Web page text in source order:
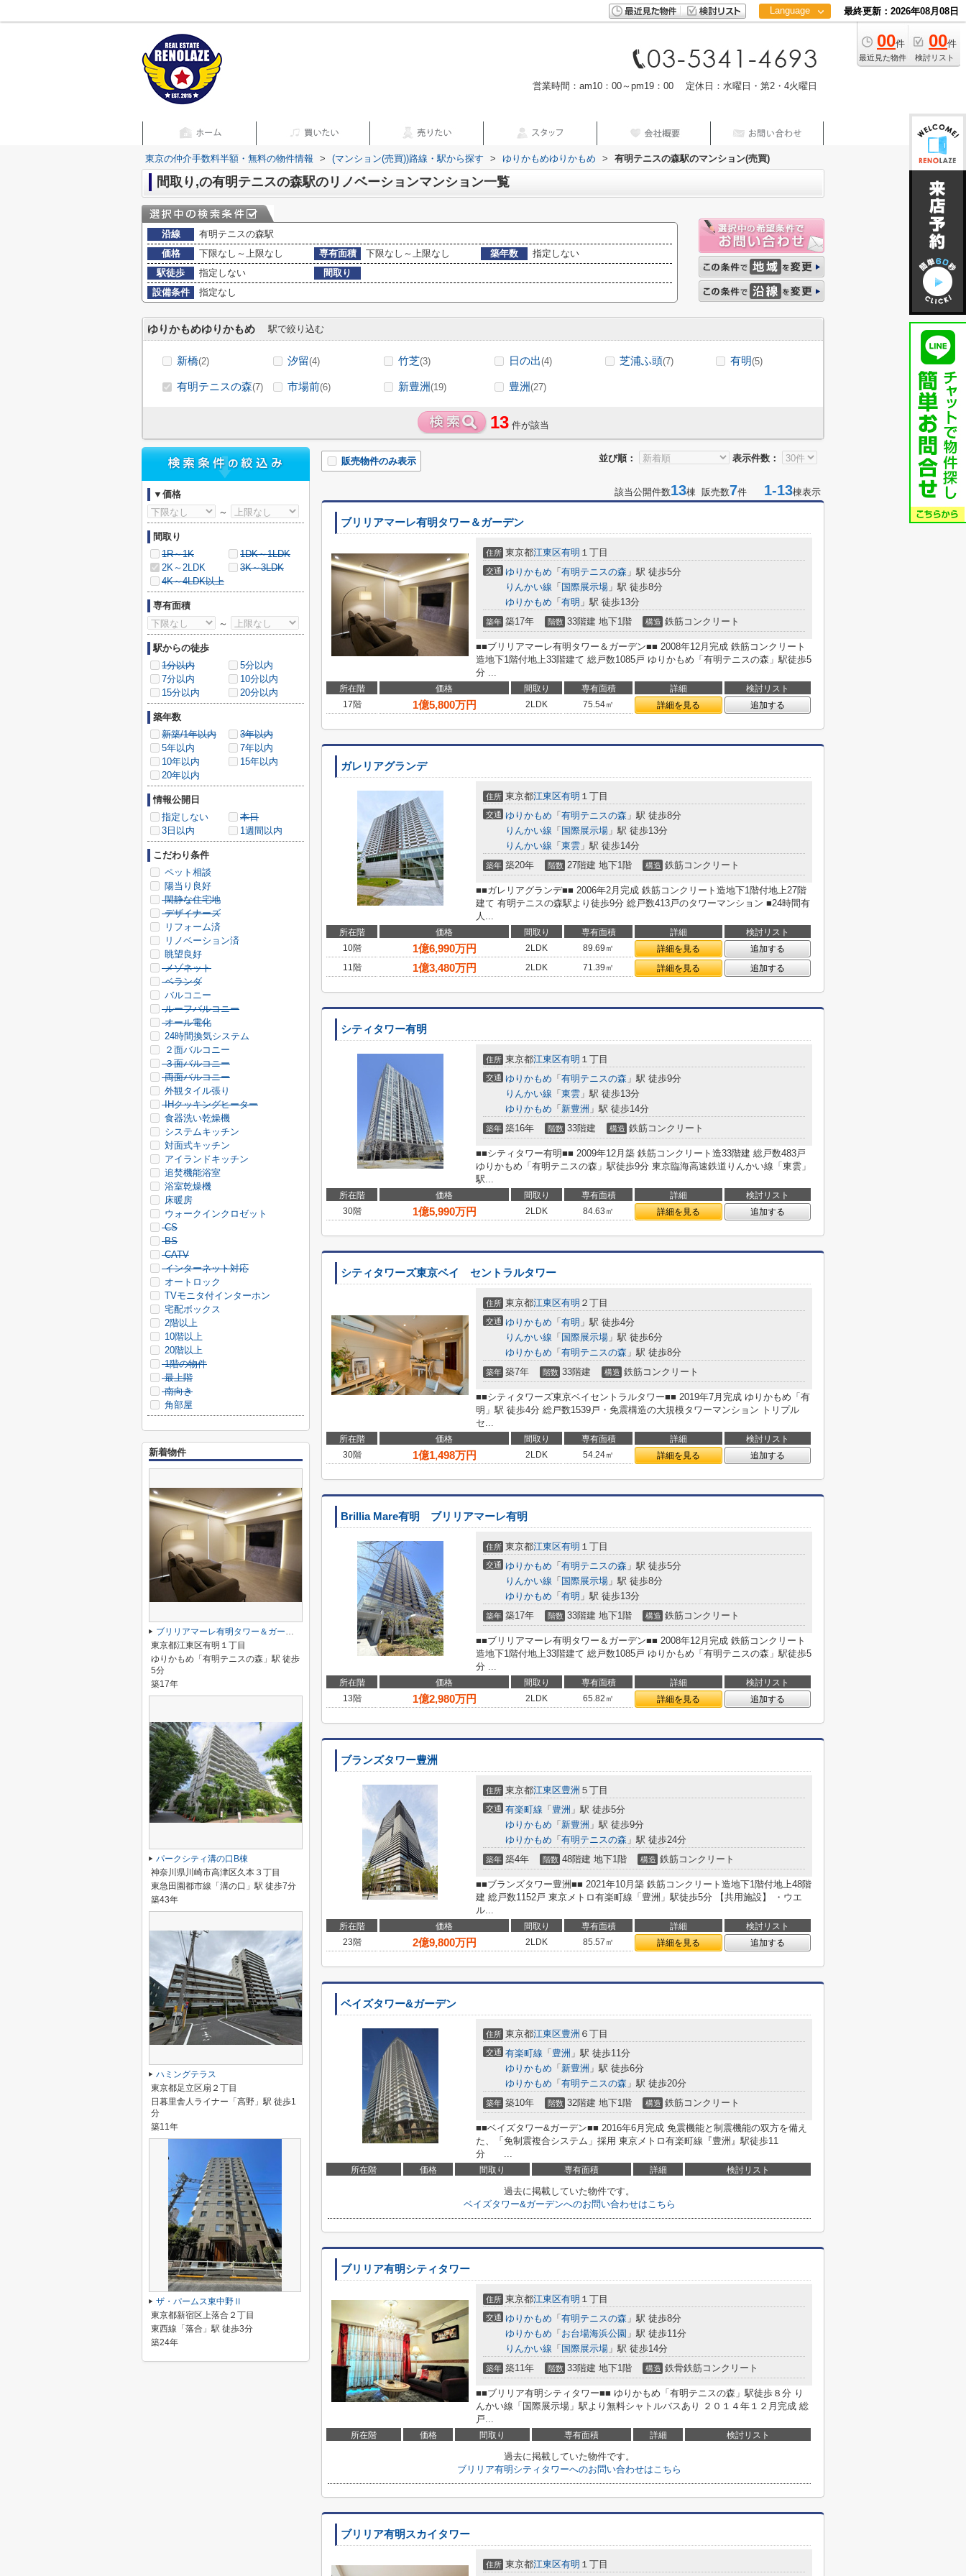
Language
中文
最終更新：2026年08月08日
00件
最近見た物件
00件
検討リスト
営業時間：am10：00～pm19：00 定休日：水曜日・第2・4火曜日
東京の仲介手数料半額・無料の物件情報 > (マンション(売買))路線・駅から探す > ゆりかもめゆりかもめ > 有明テニスの森駅のマンション(売買)
間取り,の有明テニスの森駅のリノベーションマンション一覧
沿線
有明テニスの森駅
価格
下限なし～上限なし 専有面積 下限なし～上限なし 築年数
指定しない
駅徒歩
指定しない
間取り
設備条件
指定なし
ゆりかもめゆりかもめ 駅で絞り込む
新橋(2) 汐留(4) 竹芝(3) 日の出(4) 芝浦ふ頭(7) 有明(5)
有明テニスの森(7) 市場前(6) 新豊洲 (19) 豊洲 (27)
13 件が該当
並び順： 表示件数：
販売物件のみ表示
該当公開件数13棟 販売数7件 1-13棟表示
ブリリアマーレ有明タワー＆ガーデン
住所 東京都江東区有明 １丁目
交通 ゆりかもめ 「 有明テニスの森 」駅 徒歩5分
りんかい線 「 国際展示場 」駅 徒歩8分
ゆりかもめ 「 有明 」駅 徒歩13分
築年 築17年 階数 33階建 地下1階 構造 鉄筋コンクリート
■■ブリリアマーレ有明タワー＆ガーデン■■ 2008年12月完成 鉄筋コンクリート
造地下1階付地上33階建て 総戸数1085戸 ゆりかもめ「有明テニスの森」駅徒歩5
分 ...
所在階 価格 間取り 専有面積 詳細
検討リスト
17階
1億5,800万円 2LDK 75.54㎡ 詳細を見る 追加する
ガレリアグランデ
住所 東京都江東区有明 １丁目
交通 ゆりかもめ 「 有明テニスの森 」駅 徒歩8分
りんかい線 「 国際展示場 」駅 徒歩13分
りんかい線 「 東雲 」駅 徒歩14分
築年 築20年 階数 27階建 地下1階 構造 鉄筋コンクリート
■■ガレリアグランデ■■ 2006年2月完成 鉄筋コンクリート造地下1階付地上27階
建て 有明テニスの森駅より徒歩9分 総戸数413戸のタワーマンション ■24時間有
人...
所在階 価格 間取り 専有面積 詳細
検討リスト
10階
1億6,990万円 2LDK 89.69㎡ 詳細を見る
追加する
11階
1億3,480万円 2LDK 71.39㎡ 詳細を見る 追加する
シティタワー有明
住所 東京都江東区有明 １丁目
交通 ゆりかもめ 「 有明テニスの森 」駅 徒歩9分
りんかい線 「 東雲 」駅 徒歩13分
ゆりかもめ 「 新豊洲 」駅 徒歩14分
築年 築16年 階数 33階建 構造 鉄筋コンクリート
■■シティタワー有明■■ 2009年12月築 鉄筋コンクリート造33階建 総戸数483戸
ゆりかもめ「有明テニスの森」駅徒歩9分 東京臨海高速鉄道りんかい線「東雲」
駅...
所在階 価格 間取り 専有面積 詳細
検討リスト
30階
1億5,990万円 2LDK 84.63㎡ 詳細を見る 追加する
シティタワーズ東京ベイ セントラルタワー
住所 東京都江東区有明 ２丁目
交通 ゆりかもめ 「 有明 」駅 徒歩4分
りんかい線 「 国際展示場 」駅 徒歩6分
ゆりかもめ 「 有明テニスの森 」駅 徒歩8分
築年 築7年 階数 33階建 構造 鉄筋コンクリート
■■シティタワーズ東京ベイセントラルタワー■■ 2019年7月完成 ゆりかもめ「有
明」駅 徒歩4分 総戸数1539戸・免震構造の大規模タワーマンション トリプル
セ...
所在階 価格 間取り 専有面積 詳細
検討リスト
30階
1億1,498万円 2LDK 54.24㎡ 詳細を見る 追加する
Brillia Mare有明 ブリリアマーレ有明
住所 東京都江東区有明 １丁目
交通 ゆりかもめ 「 有明テニスの森 」駅 徒歩5分
りんかい線 「 国際展示場 」駅 徒歩8分
ゆりかもめ 「 有明 」駅 徒歩13分
築年 築17年 階数 33階建 地下1階 構造 鉄筋コンクリート
■■ブリリアマーレ有明タワー＆ガーデン■■ 2008年12月完成 鉄筋コンクリート
造地下1階付地上33階建て 総戸数1085戸 ゆりかもめ「有明テニスの森」駅徒歩5
分 ...
所在階 価格 間取り 専有面積 詳細
検討リスト
13階
1億2,980万円 2LDK 65.82㎡ 詳細を見る 追加する
ブランズタワー豊洲
住所 東京都江東区豊洲 ５丁目
交通 有楽町線 「 豊洲 」駅 徒歩5分
ゆりかもめ 「 新豊洲 」駅 徒歩9分
ゆりかもめ 「 有明テニスの森 」駅 徒歩24分
築年 築4年 階数 48階建 地下1階 構造 鉄筋コンクリート
■■ブランズタワー豊洲■■ 2021年10月築 鉄筋コンクリート造地下1階付地上48階
建 総戸数1152戸 東京メトロ有楽町線「豊洲」駅徒歩5分 【共用施設】 ・ウエ
ル...
所在階 価格 間取り 専有面積 詳細
検討リスト
23階
2億9,800万円 2LDK 85.57㎡ 詳細を見る 追加する
ベイズタワー&ガーデン
住所 東京都江東区豊洲 ６丁目
交通 有楽町線 「 豊洲 」駅 徒歩11分
ゆりかもめ 「 新豊洲 」駅 徒歩6分
ゆりかもめ 「 有明テニスの森 」駅 徒歩20分
築年 築10年 階数 32階建 地下1階 構造 鉄筋コンクリート
■■ベイズタワー&ガーデン■■ 2016年6月完成 免震機能と制震機能の双方を備え
た、「免制震複合システム」採用 東京メトロ有楽町線『豊洲』駅徒歩11
分 ...
所在階 価格 間取り 専有面積 詳細 検討リスト
過去に掲載していた物件です。
ベイズタワー&ガーデンへのお問い合わせはこちら
ブリリア有明シティタワー
住所 東京都江東区有明 １丁目
交通 ゆりかもめ 「 有明テニスの森 」駅 徒歩8分
ゆりかもめ 「 お台場海浜公園 」駅 徒歩11分
りんかい線 「 国際展示場 」駅 徒歩14分
築年 築11年 階数 33階建 地下1階 構造 鉄骨鉄筋コンクリート
■■ブリリア有明シティタワー■■ ゆりかもめ「有明テニスの森」駅徒歩８分 り
んかい線「国際展示場」駅より無料シャトルバスあり ２０１４年１２月完成 総
戸...
所在階 価格 間取り 専有面積 詳細 検討リスト
過去に掲載していた物件です。
ブリリア有明シティタワーへのお問い合わせはこちら
ブリリア有明スカイタワー
住所 東京都江東区有明 １丁目
▼価格
～
間取り
1R～1K
1DK～1LDK
2K～2LDK
3K～3LDK
4K～4LDK以上
専有面積
～
駅からの徒歩
1分以内
5分以内
7分以内
10分以内
15分以内
20分以内
築年数
新築/1年以内
3年以内
5年以内
7年以内
10年以内
15年以内
20年以内
情報公開日
指定しない
本日
3日以内
1週間以内
こだわり条件
ペット相談
陽当り良好
閑静な住宅地
デザイナーズ
リフォーム済
リノベーション済
眺望良好
メゾネット
ベランダ
バルコニー
ルーフバルコニー
オール電化
24時間換気システム
２面バルコニー
３面バルコニー
両面バルコニー
外観タイル張り
IHクッキングヒーター
食器洗い乾燥機
システムキッチン
対面式キッチン
アイランドキッチン
追焚機能浴室
浴室乾燥機
床暖房
ウォークインクロゼット
CS
BS
CATV
インターネット対応
オートロック
TVモニタ付インターホン
宅配ボックス
2階以上
10階以上
20階以上
1階の物件
最上階
南向き
角部屋
新着物件
ブリリアマーレ有明タワー＆ガーデン
東京都江東区有明１丁目
ゆりかもめ「有明テニスの森」駅 徒歩
5分
築17年
パークシティ溝の口B棟
神奈川県川崎市高津区久本３丁目
東急田園都市線「溝の口」駅 徒歩7分
築43年
ハミングテラス
東京都足立区扇２丁目
日暮里舎人ライナー「高野」駅 徒歩1
分
築11年
ザ・パームス東中野Ⅱ
東京都新宿区上落合２丁目
東西線「落合」駅 徒歩3分
築24年